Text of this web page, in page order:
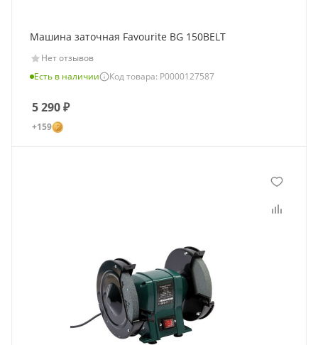
Машина заточная Favourite BG 150BELT
Нет отзывов
Есть в наличии
Код товара: Р0000127587
5 290₽
+159